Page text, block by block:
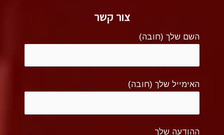
צור קשר
השם שלך (חובה)
האימייל שלך (חובה)
ההודעה שלך